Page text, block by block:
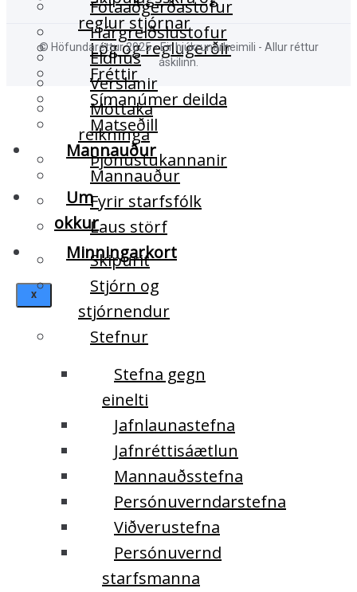
reglur stjórnar
Lög og reglugerðir
Fréttir
Símanúmer deilda
Matseðill
Mannauður
Mannauður
Fyrir starfsfólk
Laus störf
Minningarkort
X
Fótaaðgerðastofur
Hárgreiðslustofur
Eldhús
Verslanir
Móttaka
reikninga
Þjónustukannanir
Um
okkur
Skipurit
Stjórn og
stjórnendur
Stefnur
Stefna gegn
einelti
Jafnlaunastefna
Jafnréttisáætlun
Mannauðsstefna
Persónuverndarstefna
Viðverustefna
Persónuvernd
starfsmanna
© Höfundaréttur 2025 - Eir hjúkrunarheimili - Allur réttur
áskilinn.